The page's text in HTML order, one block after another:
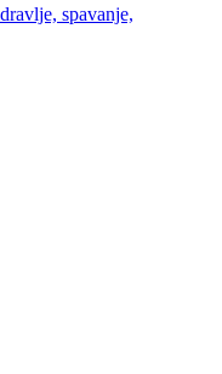
spavanje,